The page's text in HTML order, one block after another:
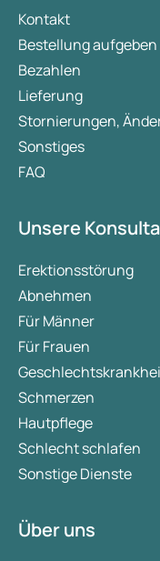
Kontakt
Bestellung aufgeben
Bezahlen
Lieferung
Stornierungen,
Sonstiges
FAQ
Unsere
Erektionsstörung
Abnehmen
Für Männer
Für Frauen
Schmerzen
Hautpflege
Schlecht schlafen
Sonstige Dienste
Über uns